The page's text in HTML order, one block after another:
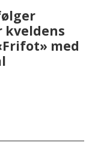
kveldens
med